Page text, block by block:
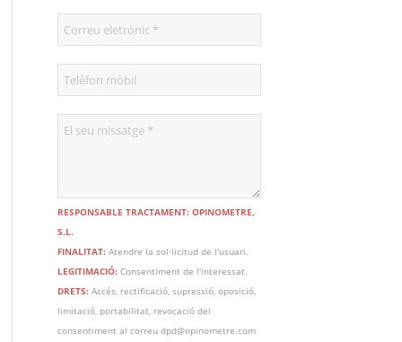
RESPONSABLE TRACTAMENT: OPINOMETRE,
S.L.
FINALITAT: Atendre la sol·licitud de l'usuari.
LEGITIMACIÓ: Consentiment de l'interessat.
DRETS: Accés, rectificació, supressió, oposició,
limitació, portabilitat, revocació del
consentiment al correu dpd@opinometre.com